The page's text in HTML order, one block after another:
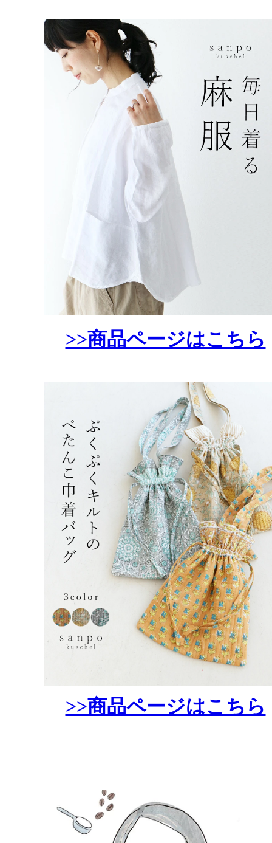
>>商品ページはこちら
>>商品ページはこちら